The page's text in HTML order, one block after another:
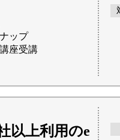
ップ
座受講
以上利用のe